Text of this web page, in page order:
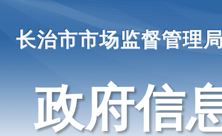
长治市市场监督管理
政府信